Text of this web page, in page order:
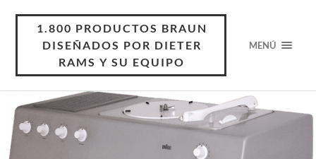
1.800 PRODUCTOS BRAUN
DISEÑADOS POR DIETER
RAMS Y SU EQUIPO
MENÚ